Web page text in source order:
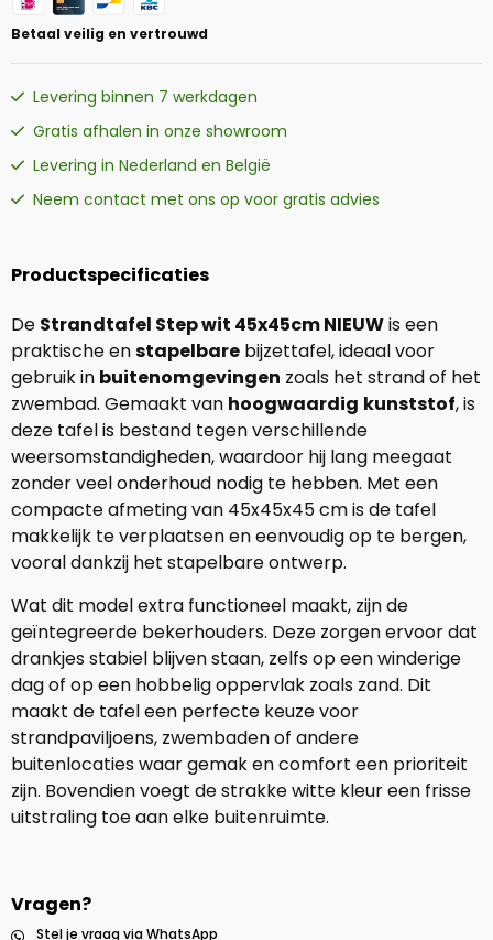
Betaal veilig en vertrouwd
Levering binnen 7 werkdagen
Gratis afhalen in onze showroom
Levering in Nederland en België
Neem contact met ons op voor gratis advies
Productspecificaties
De Strandtafel Step wit 45x45cm NIEUWis een
praktische enstapelbare bijzettafel, ideaal voor
gebruik in buitenomgevingen zoals het strand of het
zwembad. Gemaakt van hoogwaardig kunststof, is
deze tafel is bestand tegen verschillende
weersomstandigheden, waardoor hij lang meegaat
zonder veel onderhoud nodig te hebben. Met een
compacte afmeting van 45x45x45 cm is de tafel
makkelijk te verplaatsen en eenvoudig op te bergen,
vooral dankzij het stapelbare ontwerp.
Wat dit model extra functioneel maakt, zijn de
geïntegreerde bekerhouders. Deze zorgen ervoor dat
drankjes stabiel blijven staan, zelfs op een winderige
dag of op een hobbelig oppervlak zoals zand. Dit
maakt de tafel een perfecte keuze voor
strandpaviljoens, zwembaden of andere
buitenlocaties waar gemak en comfort een prioriteit
zijn. Bovendien voegt de strakke witte kleur een frisse
uitstraling toe aan elke buitenruimte.
Vragen?
Stel je vraag via WhatsApp